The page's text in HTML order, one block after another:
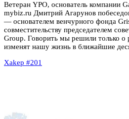
Ветеран YPO, основатель компании
mybiz.ru Дмитрий Агарунов
— основателем венчурного фонда
совместительству председателем
Group. Говорить мы решили только
изменят нашу жизнь в ближайшие
Xakep #201